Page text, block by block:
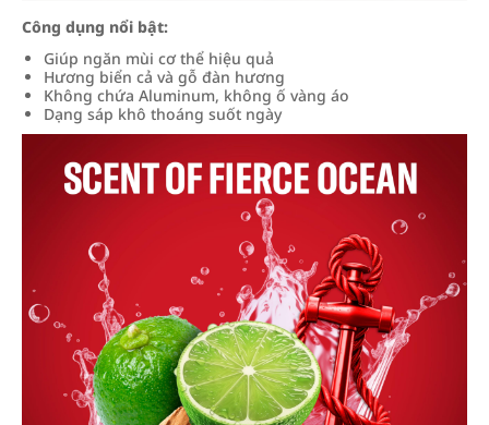
Công dụng nổi bật:
Giúp ngăn mùi cơ thể hiệu quả
Hương biển cả và gỗ đàn hương
Không chứa Aluminum, không ố vàng áo
Dạng sáp khô thoáng suốt ngày